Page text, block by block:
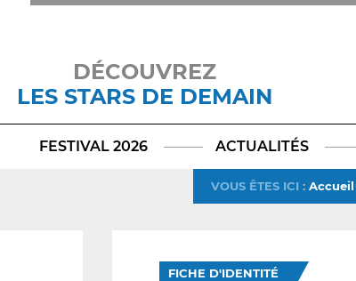
DÉCOUVREZ
LES STARS DE DEMAIN
FESTIVAL 2026 ACTUALITÉS
VOUS ÊTES ICI : Accueil
FICHE D'IDENTITÉ